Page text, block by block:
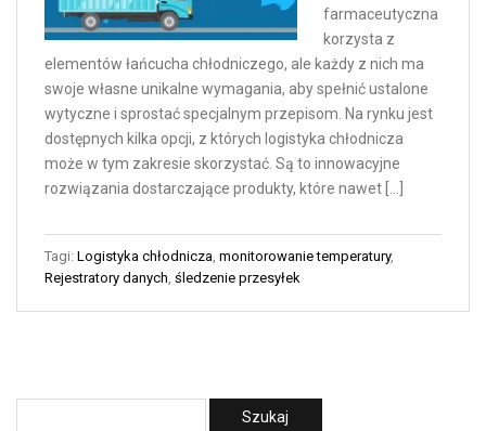
farmaceutyczna
korzysta z
elementów łańcucha chłodniczego, ale każdy z nich ma
swoje własne unikalne wymagania, aby spełnić ustalone
wytyczne i sprostać specjalnym przepisom. Na rynku jest
dostępnych kilka opcji, z których logistyka chłodnicza
może w tym zakresie skorzystać. Są to innowacyjne
rozwiązania dostarczające produkty, które nawet […]
Tagi: Logistyka chłodnicza, monitorowanie temperatury,
Rejestratory danych, śledzenie przesyłek